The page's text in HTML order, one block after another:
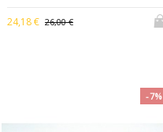
24,18 € 26,00 €
-7%